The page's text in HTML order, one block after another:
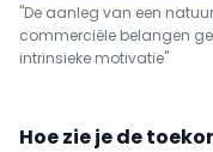
"De aanleg van een
commerciële belangen
intrinsieke motivatie"
Hoe zie je de